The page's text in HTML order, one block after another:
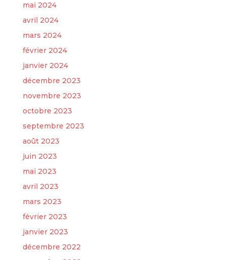
mai 2024
avril 2024
mars 2024
février 2024
janvier 2024
décembre 2023
novembre 2023
octobre 2023
septembre 2023
août 2023
juin 2023
mai 2023
avril 2023
mars 2023
février 2023
janvier 2023
décembre 2022